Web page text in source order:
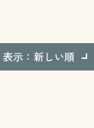
表示：新しい順